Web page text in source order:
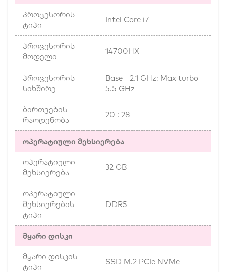
პროცესორის
ტიპი
Intel Core i7
პროცესორის
მოდელი
14700HX
პროცესორის
სიხშირე
Base - 2.1 GHz; Max turbo -
5.5 GHz
ბირთვების
რაოდენობა
20 : 28
ოპერატიული მეხსიერება
ოპერატიული
მეხსიერება
32 GB
ოპერატიული
მეხსიერების
ტიპი
DDR5
მყარი დისკი
მყარი დისკის
ტიპი
SSD M.2 PCIe NVMe